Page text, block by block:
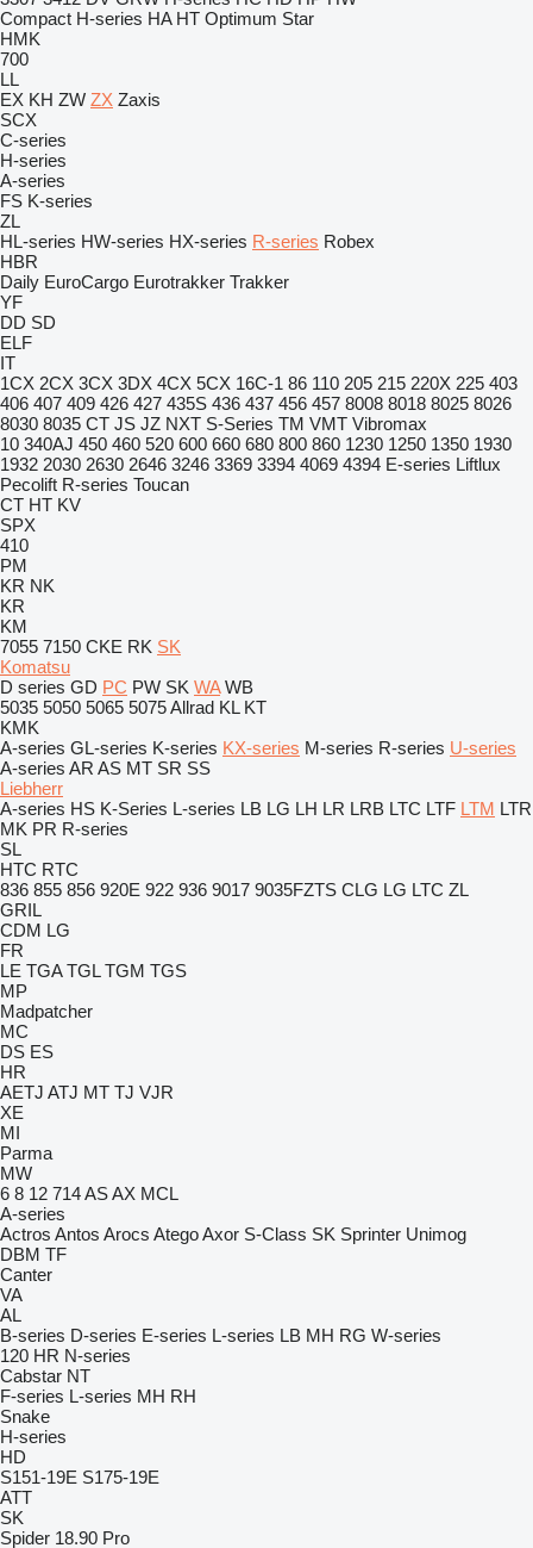
Compact H-series HA HT Optimum Star
HMK
700
LL
EX KH ZW ZX Zaxis
SCX
C-series
H-series
A-series
FS K-series
ZL
HL-series HW-series HX-series R-series Robex
HBR
Daily EuroCargo Eurotrakker Trakker
YF
DD SD
ELF
IT
1CX 2CX 3CX 3DX 4CX 5CX 16C-1 86 110 205 215 220X 225 403
406 407 409 426 427 435S 436 437 456 457 8008 8018 8025 8026
8030 8035 CT JS JZ NXT S-Series TM VMT Vibromax
10 340AJ 450 460 520 600 660 680 800 860 1230 1250 1350 1930
1932 2030 2630 2646 3246 3369 3394 4069 4394 E-series Liftlux
Pecolift R-series Toucan
CT HT KV
SPX
410
PM
KR NK
KR
KM
7055 7150 CKE RK SK
Komatsu
D series GD PC PW SK WA WB
5035 5050 5065 5075Allrad KL KT
KMK
A-series GL-series K-series KX-series M-series R-series U-series
A-series AR AS MT SR SS
Liebherr
A-series HS K-Series L-series LB LG LH LR LRB LTC LTF LTM LTR
MK PR R-series
SL
HTC RTC
836 855 856 920E 922 936 9017 9035FZTS CLG LG LTC ZL
GRIL
CDM LG
FR
LE TGA TGL TGM TGS
MP
Madpatcher
MC
DS ES
HR
AETJ ATJ MT TJ VJR
XE
MI
Parma
MW
6 8 12 714ASAX MCL
A-series
Actros Antos Arocs AtegoAxor S-Class SK Sprinter Unimog
DBM TF
Canter
VA
AL
B-series D-series E-series L-series LB MH RG W-series
120 HR N-series
Cabstar NT
F-series L-series MH RH
Snake
H-series
HD
S151-19E S175-19E
ATT
SK
Spider 18.90 Pro